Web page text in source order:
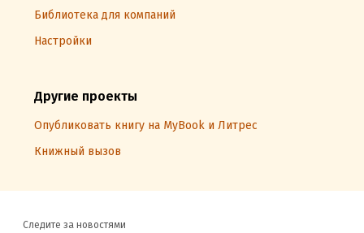
Библиотека для компаний
Настройки
Другие проекты
Опубликовать книгу на MyBook и Литрес
Книжный вызов
Следите за новостями